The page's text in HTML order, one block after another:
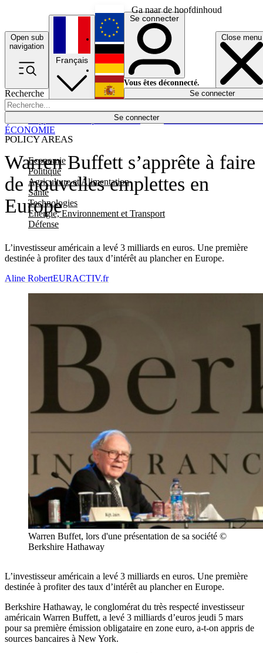
Ga naar de hoofdinhoud
Open sub
navigation
Close menu
Recherche
Se connecter
POLICY AREAS
Economie
Politique
Agriculture et Alimentation
Santé
Technologies
Energie, Environnement et Transport
Défense
Économie
Français
English
Deutsch
Español
Se connecter
Vous êtes déconnecté.
Se connecter
Warren Buffett s’apprête à faire
de nouvelles emplettes en
Europe
L’investisseur américain a levé 3 milliards en euros. Une première
destinée à profiter des taux d’intérêt au plancher en Europe.
ÉCONOMIE
Aline RobertEURACTIV.fr
Warren Buffet, lors d'une présentation de sa société ©
Berkshire Hathaway
L’investisseur américain a levé 3 milliards en euros. Une première
destinée à profiter des taux d’intérêt au plancher en Europe.
Berkshire Hathaway, le conglomérat du très respecté investisseur
américain Warren Buffett, a levé 3 milliards d’euros jeudi 5 mars
pour sa première émission obligataire en zone euro, a-t-on appris de
sources bancaires à New York.